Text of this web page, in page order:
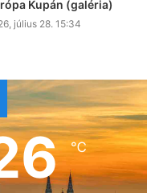
Kupán (galéria)
július 28. 15:34
℃